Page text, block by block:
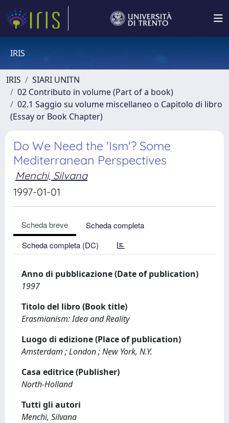
IRIS
IRIS
SIARI UNITN
02 Contributo in volume (Part of a book)
02.1 Saggio su volume miscellaneo o Capitolo di libro
(Essay or Book Chapter)
Do We Need the 'Ism'? Some
Mediterranean Perspectives
Menchi, Silvana
1997-01-01
Scheda breve
Scheda completa
Scheda completa (DC)
Anno di pubblicazione (Date of publication)
1997
Titolo del libro (Book title)
Erasmianism: Idea and Reality
Luogo di edizione (Place of publication)
Amsterdam ; London ; New York, N.Y.
Casa editrice (Publisher)
North-Holland
Tutti gli autori
Menchi, Silvana